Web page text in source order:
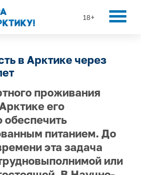
18+
в Арктике через
проживания
его
обеспечить
питанием. До
эта задача
или